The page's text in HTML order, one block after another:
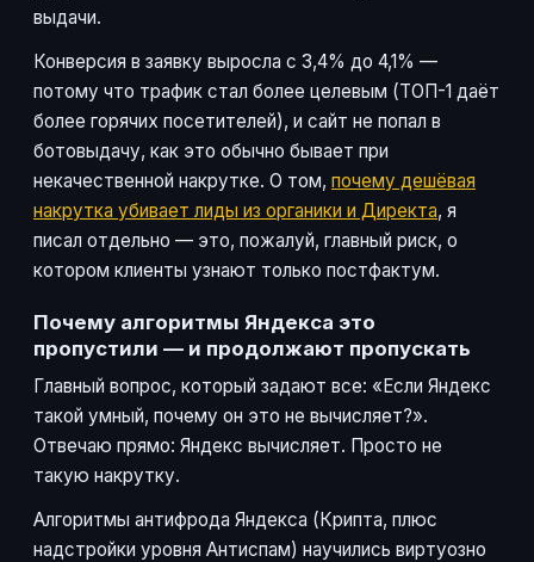
выдачи.
Конверсия в заявку выросла с 3,4% до 4,1% —
потому что трафик стал более целевым (ТОП-1 даёт
более горячих посетителей), и сайт не попал в
ботовыдачу, как это обычно бывает при
некачественной накрутке. О том, почему дешёвая
накрутка убивает лиды из органики и Директа, я
писал отдельно — это, пожалуй, главный риск, о
котором клиенты узнают только постфактум.
Почему алгоритмы Яндекса это
пропустили — и продолжают пропускать
Главный вопрос, который задают все: «Если Яндекс
такой умный, почему он это не вычисляет?».
Отвечаю прямо: Яндекс вычисляет. Просто не
такую накрутку.
Алгоритмы антифрода Яндекса (Крипта, плюс
надстройки уровня Антиспам) научились виртуозно